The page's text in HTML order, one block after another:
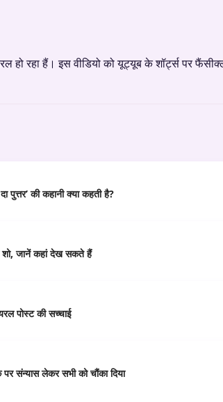
हो रहा हैं। इस वीडियो को यूट्यूब के शॉर्ट्स पर
की कहानी क्या कहती है?
शो, जानें कहां देख सकते हैं
पोस्ट की सच्चाई
संन्यास लेकर सभी को चौंका दिया